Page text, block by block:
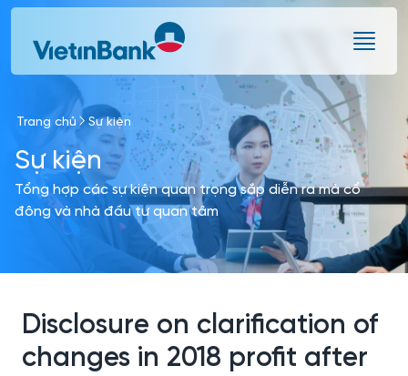
Skip to Main Content
Trang chủ Sự kiện
Sự kiện
Tổng hợp các sự kiện quan trọng sắp diễn ra mà cổ
đông và nhà đầu tư quan tâm
Disclosure on clarification of
changes in 2018 profit after